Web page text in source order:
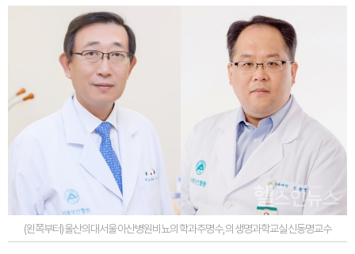
(왼쪽부터)울산의대서울아산병원비뇨의학과주명수,의생명과학교실신동명교수